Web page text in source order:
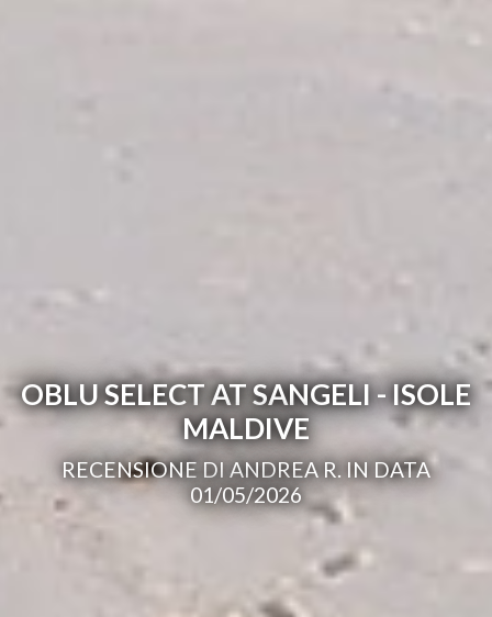
OBLU SELECT AT SANGELI - ISOLE
MALDIVE
RECENSIONE DI ANDREA R. IN DATA
01/05/2026